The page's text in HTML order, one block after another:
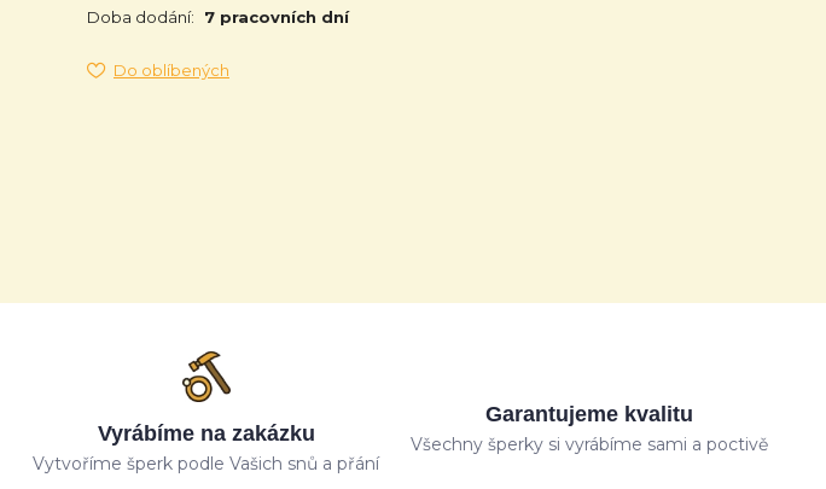
Doba dodání:
7 pracovních dní
Do oblíbených
Vyrábíme na zakázku
Vytvoříme šperk podle Vašich snů a přání
Garantujeme kvalitu
Všechny šperky si vyrábíme sami a poctivě